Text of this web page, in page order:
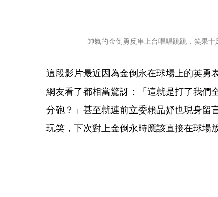
帥氣的金倒勇反串上台唱唱跳跳，笑果十
這段影片最近因為金倒永在球場上的英勇
網友看了都相當驚訝：「這就是打了我們
分砲？」甚至就連前立委賴品妤也現身留
玩笑，下次對上金倒永時應該直接在球場